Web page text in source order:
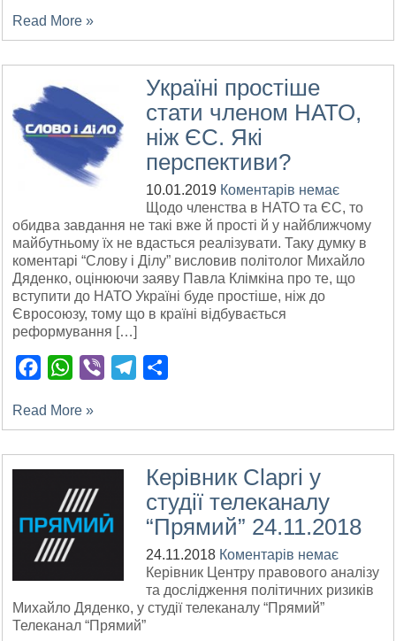
Read More »
Україні простіше
стати членом НАТО,
ніж ЄС. Які
перспективи?
10.01.2019 Коментарів немає
Щодо членства в НАТО та ЄС, то
обидва завдання не такі вже й прості й у найближчому
майбутньому їх не вдасться реалізувати. Таку думку в
коментарі “Слову і Ділу” висловив політолог Михайло
Дяденко, оцінюючи заяву Павла Клімкіна про те, що
вступити до НАТО Україні буде простіше, ніж до
Євросоюзу, тому що в країні відбувається
реформування […]
FacebookWhatsApp
Viber Telegram
Read More »
Керівник Clapri у
студії телеканалу
“Прямий” 24.11.2018
24.11.2018 Коментарів немає
Керівник Центру правового аналізу
та дослідження політичних ризиків
Михайло Дяденко, у студії телеканалу “Прямий”
Телеканал “Прямий”